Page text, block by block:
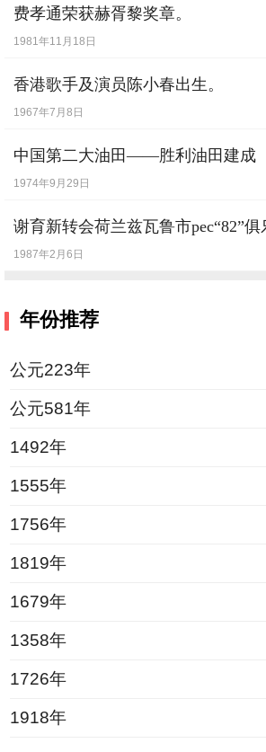
费孝通荣获赫胥黎奖章。
1981年11月18日
香港歌手及演员陈小春出生。
1967年7月8日
中国第二大油田——胜利油田建成
1974年9月29日
谢育新转会荷兰兹瓦鲁市pec“82”俱
1987年2月6日
年份推荐
公元223年
公元581年
1492年
1555年
1756年
1819年
1679年
1358年
1726年
1918年